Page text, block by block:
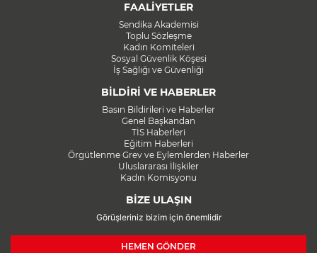
FAALİYETLER
Sendika Akademisi
Toplu Sözleşme
Kadın Komiteleri
Sosyal Güvenlik Köşesi
İş Sağlığı ve Güvenliği
BİLDİRİ VE HABERLER
Basın Bildirileri ve Haberler
Genel Başkandan
TİS Haberleri
Eğitim Haberleri
Örgütlenme Grev ve Eylemlerden Haberler
Uluslararası İlişkiler
Kadın Komisyonu
BİZE ULAŞIN
Görüşleriniz bizim için önemlidir
HEMEN GÖNDER